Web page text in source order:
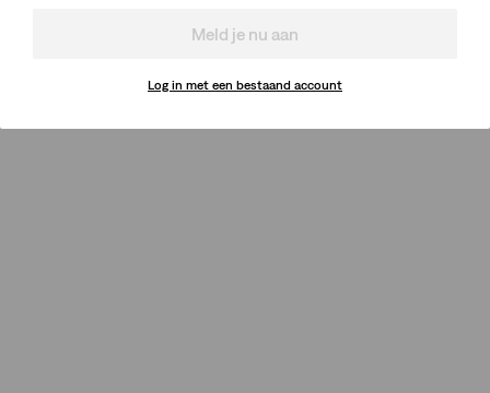
Meld je nu aan
Log in met een bestaand account